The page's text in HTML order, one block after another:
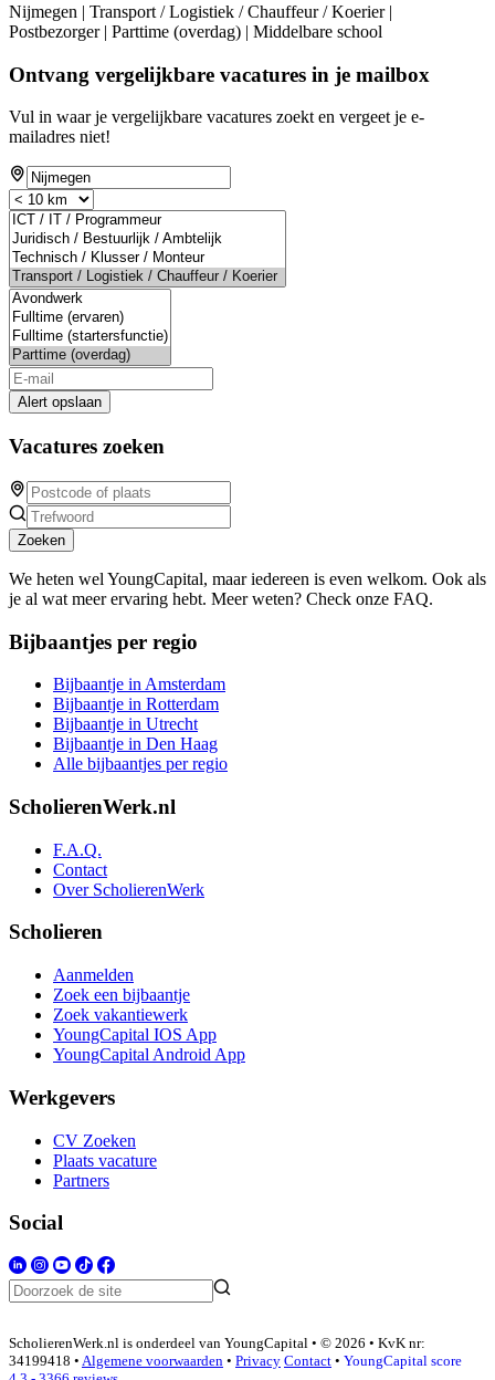
Nijmegen | Transport / Logistiek / Chauffeur / Koerier |
Postbezorger | Parttime (overdag) | Middelbare school
Ontvang vergelijkbare vacatures in je mailbox
Vul in waar je vergelijkbare vacatures zoekt en vergeet je e-
mailadres niet!
Alert opslaan
Vacatures zoeken
Zoeken
We heten wel YoungCapital, maar iedereen is even welkom. Ook als
je al wat meer ervaring hebt. Meer weten? Check onze FAQ.
Bijbaantjes per regio
Bijbaantje in Amsterdam
Bijbaantje in Rotterdam
Bijbaantje in Utrecht
Bijbaantje in Den Haag
Alle bijbaantjes per regio
ScholierenWerk.nl
F.A.Q.
Contact
Over ScholierenWerk
Scholieren
Aanmelden
Zoek een bijbaantje
Zoek vakantiewerk
YoungCapital IOS App
YoungCapital Android App
Werkgevers
CV Zoeken
Plaats vacature
Partners
Social
ScholierenWerk.nl is onderdeel van YoungCapital • © 2026 • KvK nr:
34199418 • Algemene voorwaarden • Privacy Contact • YoungCapital score